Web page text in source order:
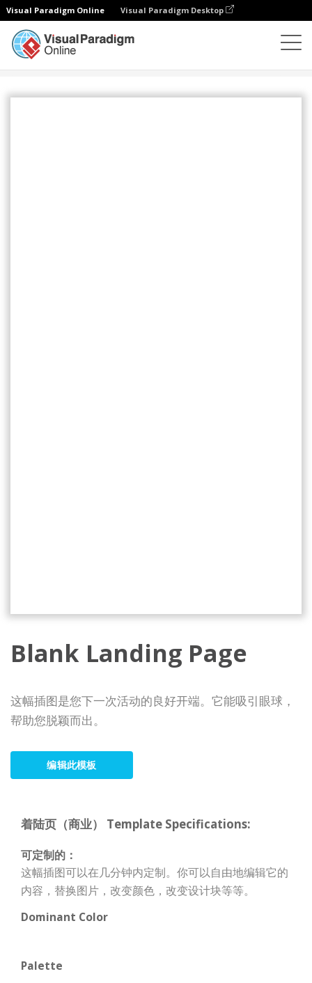
Visual Paradigm Online Visual Paradigm Desktop
Blank Landing Page
这幅插图是您下一次活动的良好开端。它能吸引眼球，
帮助您脱颖而出。
编辑此模板
着陆页（商业） Template Specifications:
可定制的：
这幅插图可以在几分钟内定制。你可以自由地编辑它的
内容，替换图片，改变颜色，改变设计块等等。
Dominant Color
Palette